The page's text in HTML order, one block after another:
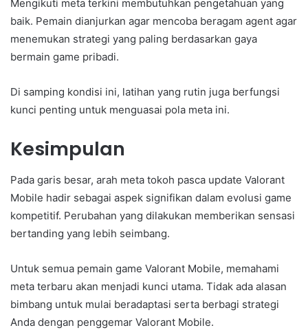
Mengikuti meta terkini membutuhkan pengetahuan yang
baik. Pemain dianjurkan agar mencoba beragam agent agar
menemukan strategi yang paling berdasarkan gaya
bermain game pribadi.
Di samping kondisi ini, latihan yang rutin juga berfungsi
kunci penting untuk menguasai pola meta ini.
Kesimpulan
Pada garis besar, arah meta tokoh pasca update Valorant
Mobile hadir sebagai aspek signifikan dalam evolusi game
kompetitif. Perubahan yang dilakukan memberikan sensasi
bertanding yang lebih seimbang.
Untuk semua pemain game Valorant Mobile, memahami
meta terbaru akan menjadi kunci utama. Tidak ada alasan
bimbang untuk mulai beradaptasi serta berbagi strategi
Anda dengan penggemar Valorant Mobile.